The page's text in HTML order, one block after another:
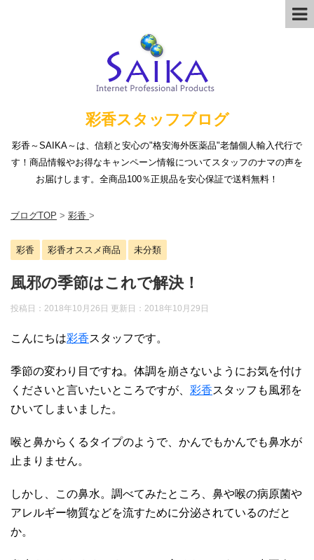
彩香スタッフブログ
彩香～SAIKA～は、信頼と安心の"格安海外医薬品"老舗個人輸入代行で
す！商品情報やお得なキャンペーン情報についてスタッフのナマの声を
お届けします。全商品100％正規品を安心保証で送料無料！
ブログTOP > 彩香 >
彩香 彩香オススメ商品 未分類
風邪の季節はこれで解決！
投稿日：2018年10月26日 更新日： 2018年10月29日
こんにちは彩香スタッフです。
季節の変わり目ですね。体調を崩さないようにお気を付け
くださいと言いたいところですが、 彩香スタッフも風邪を
ひいてしまいました。
喉と鼻からくるタイプのようで、かんでもかんでも鼻水が
止まりません。
しかし、この鼻水。調べてみたところ、鼻や喉の病原菌や
アレルギー物質などを流すために分泌されているのだと
か。